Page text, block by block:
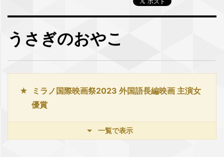
うさぎのおやこ
ミラノ国際映画祭2023 外国語長編映画 主演女
優賞
一覧で表示